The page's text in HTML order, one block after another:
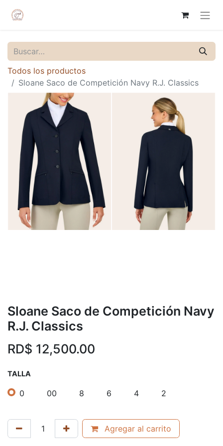
Todos los productos
Sloane Saco de Competición Navy R.J. Classics
Sloane Saco de Competición Navy
R.J. Classics
RD$ 12,500.00
TALLA
0 00 8 6 4 2
Agregar al carrito